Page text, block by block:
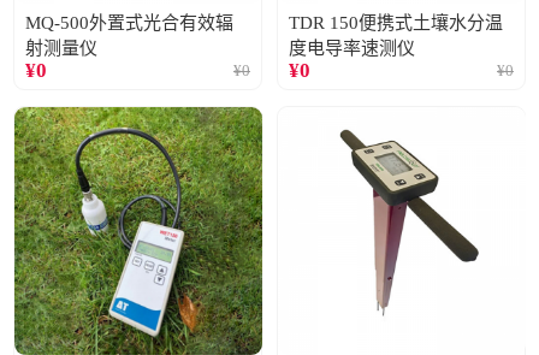
MQ-500外置式光合有效辐
射测量仪
¥0 ¥0
TDR 150便携式土壤水分温
度电导率速测仪
¥0 ¥0